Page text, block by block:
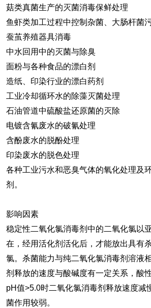
菇类真菌生产的灭菌消毒保鲜处理
鱼虾类加工过程中控制杂菌、大肠杆菌
蚕茧养殖器具消毒
中水回用中的灭菌与除臭
面粉与各种食品的漂白剂
造纸、印染行业的漂白药剂
工业冷却循环水的除藻灭菌处理
石油管道中硫酸盐还原菌的灭除
电镀含氰废水的破氰处理
含酚废水的脱酚处理
印染废水的脱色处理
各种工业污水和恶臭气体的氧化处理及
剂。
影响因素
稳定性二氧化氯消毒剂中的二氧化氯以
在，经用活化剂活化后，才能放出具有
氯。杀菌能力与纯二氧化氯消毒剂溶液
剂释放的速度与酸碱度有一定关系，酸
pH值>5.0时二氧化氯消毒剂释放速度减
菌作用较弱。